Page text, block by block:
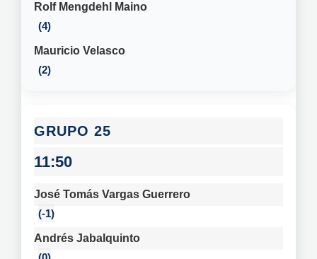
Rolf Mengdehl Maino
4
Mauricio Velasco
2
25
11:50
José Tomás Vargas Guerrero
-1
Andrés Jabalquinto